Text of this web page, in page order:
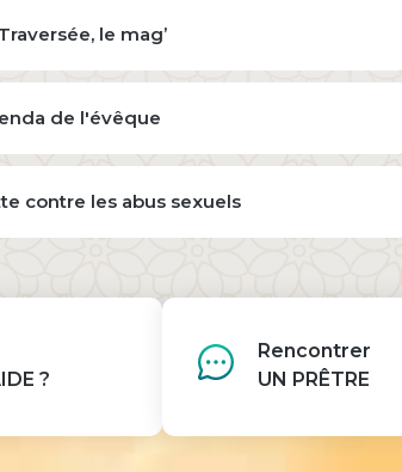
le mag’
de l'évêque
contre les abus sexuels
?
Rencontrer
UN PRÊTRE